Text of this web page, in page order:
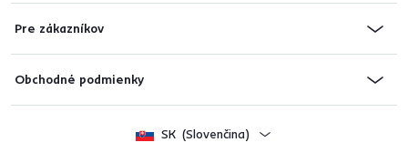
Pre zákazníkov
Obchodné podmienky
SK (Slovenčina)